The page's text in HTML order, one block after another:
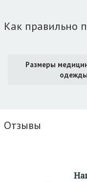
Как правильно
Размеры
Отзывы